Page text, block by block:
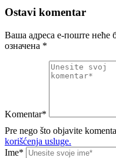
Ostavi komentar
Ваша адреса е-поште неће
означена *
Komentar*
Pre nego što objavite
korišćenja usluge.
Ime*